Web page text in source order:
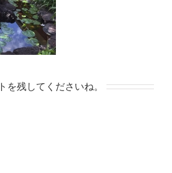
を残してくださいね。